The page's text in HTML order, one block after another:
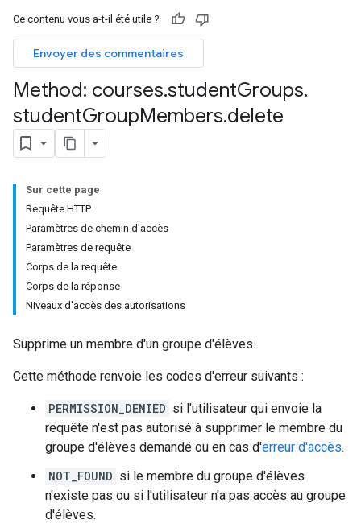
Ce contenu vous a-t-il été utile ?
Envoyer des commentaires
Method: courses.studentGroups.
studentGroupMembers.delete
Sur cette page
Requête HTTP
Paramètres de chemin d'accès
Paramètres de requête
Corps de la requête
Corps de la réponse
Niveaux d'accès des autorisations
Supprime un membre d'un groupe d'élèves.
Cette méthode renvoie les codes d'erreur suivants :
PERMISSION_DENIED si l'utilisateur qui envoie la
requête n'est pas autorisé à supprimer le membre du
groupe d'élèves demandé ou en cas d'erreur d'accès.
NOT_FOUND si le membre du groupe d'élèves
n'existe pas ou si l'utilisateur n'a pas accès au groupe
d'élèves.